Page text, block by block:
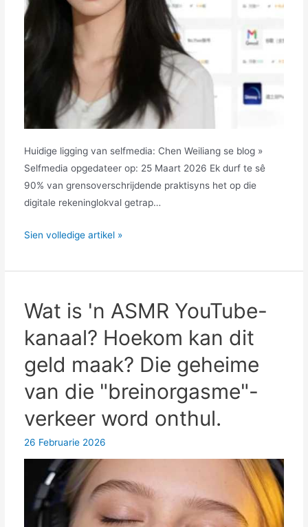
Huidige ligging van selfmedia: Chen Weiliang se blog »
Selfmedia opgedateer op: 25 Maart 2026 Ek durf te sê
90% van grensoverschrijdende praktisyns het op die
digitale rekeninglokval getrap…
Hoe
Account
Is
dit
betroubaar?
resensies
en
gedetailleerde
inleiding.
Sien volledige artikel »
Wat is 'n ASMR YouTube-
kanaal? Hoekom kan dit
geld maak? Die geheime
van die "breinorgasme"-
verkeer word onthul.
26 Februarie 2026